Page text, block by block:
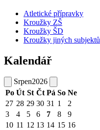
Atletické přípravky
Kroužky ZŠ
Kroužky ŠD
Kroužky jiných subjektů
Kalendář
Srpen2026
Po Út St Čt Pá So Ne
27 28 29 30 31 1
2
3
4 5 6 7 8
9
10 11 12 13 14 15 16